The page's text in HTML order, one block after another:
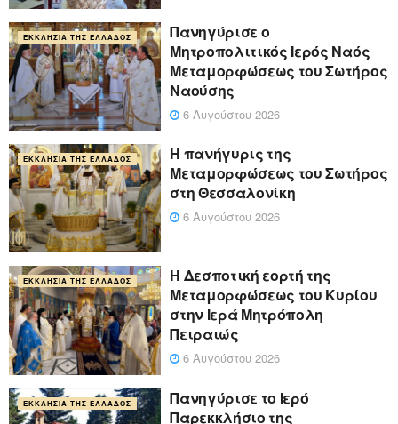
ΕΚΚΛΗΣΊΑ ΤΗΣ ΕΛΛΆΔΟΣ
Πανηγύρισε ο
Μητροπολιτικός Ιερός Ναός
Μεταμορφώσεως του Σωτήρος
Ναούσης
6 Αυγούστου 2026
ΕΚΚΛΗΣΊΑ ΤΗΣ ΕΛΛΆΔΟΣ
Η πανήγυρις της
Μεταμορφώσεως του Σωτήρος
στη Θεσσαλονίκη
6 Αυγούστου 2026
ΕΚΚΛΗΣΊΑ ΤΗΣ ΕΛΛΆΔΟΣ
Η Δεσποτική εορτή της
Μεταμορφώσεως του Κυρίου
στην Ιερά Μητρόπολη
Πειραιώς
6 Αυγούστου 2026
ΕΚΚΛΗΣΊΑ ΤΗΣ ΕΛΛΆΔΟΣ
Πανηγύρισε το Ιερό
Παρεκκλήσιο της